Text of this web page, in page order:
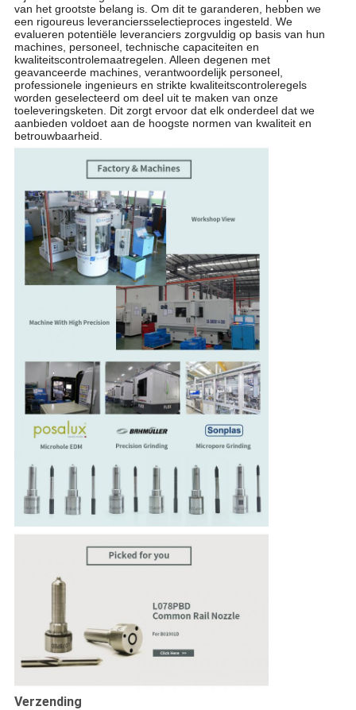
van het grootste belang is. Om dit te garanderen, hebben we
een rigoureus leveranciersselectieproces ingesteld. We
evalueren potentiële leveranciers zorgvuldig op basis van hun
machines, personeel, technische capaciteiten en
kwaliteitscontrolemaatregelen. Alleen degenen met
geavanceerde machines, verantwoordelijk personeel,
professionele ingenieurs en strikte kwaliteitscontroleregels
worden geselecteerd om deel uit te maken van onze
toeleveringsketen. Dit zorgt ervoor dat elk onderdeel dat we
aanbieden voldoet aan de hoogste normen van kwaliteit en
betrouwbaarheid.
Verzending